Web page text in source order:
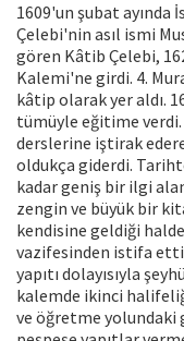
1609'un şubat ayında
Çelebi'nin asıl ismi
gören Kâtib Çelebi,
Kalemi'ne girdi. 4.
kâtip olarak yer aldı.
tümüyle eğitime
derslerine iştirak
oldukça giderdi.
kadar geniş bir ilgi
zengin ve büyük bir
kendisine geldiği
vazifesinden istifa
yapıtı dolayısıyla
kalemde ikinci
ve öğretme